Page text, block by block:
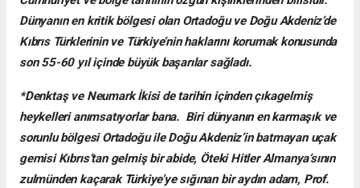
Dünyanın en kritik bölgesi olan Ortadoğu ve Doğu Akdeniz’de
Kıbrıs Türklerinin ve Türkiye’nin haklarını korumak konusunda
son 55-60 yıl içinde büyük başarılar sağladı.
*Denktaş ve Neumark İkisi de tarihin içinden çıkagelmiş
heykelleri anımsatıyorlar bana. Biri dünyanın en karmaşık ve
sorunlu bölgesi Ortadoğu ile Doğu Akdeniz’in batmayan uçak
gemisi Kıbrıs’tan gelmiş bir abide, Öteki Hitler Almanya’sının
zulmünden kaçarak Türkiye’ye sığınan bir aydın adam, Prof.